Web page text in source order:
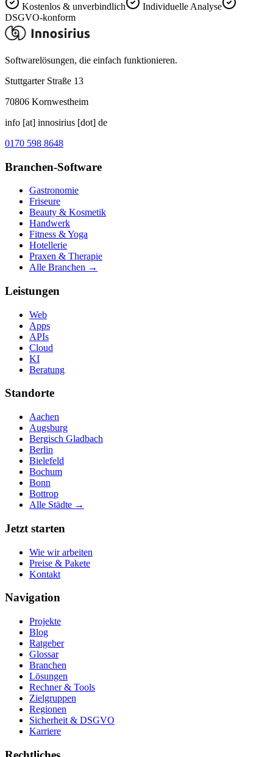
Kostenlos & unverbindlich
Individuelle Analyse
DSGVO-konform
Softwarelösungen, die einfach funktionieren.
Stuttgarter Straße 13
70806 Kornwestheim
info [at] innosirius [dot] de
0170 598 8648
Branchen-Software
Gastronomie
Friseure
Beauty & Kosmetik
Handwerk
Fitness & Yoga
Hotellerie
Praxen & Therapie
Alle Branchen →
Leistungen
Web
Apps
APIs
Cloud
KI
Beratung
Standorte
Aachen
Augsburg
Bergisch Gladbach
Berlin
Bielefeld
Bochum
Bonn
Bottrop
Alle Städte →
Jetzt starten
Wie wir arbeiten
Preise & Pakete
Kontakt
Navigation
Projekte
Blog
Ratgeber
Glossar
Branchen
Lösungen
Rechner & Tools
Zielgruppen
Regionen
Sicherheit & DSGVO
Karriere